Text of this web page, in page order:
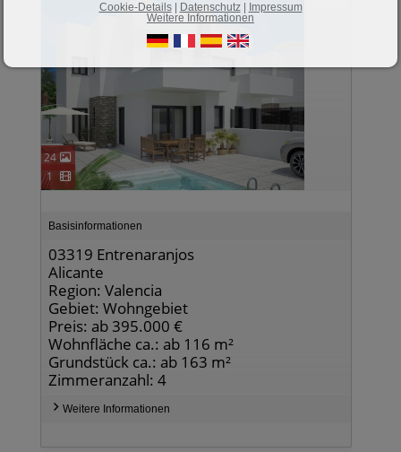
1
24
Basisinformationen
03319 Entrenaranjos
Alicante
Region: Valencia
Gebiet: Wohngebiet
Preis: ab 395.000 €
Wohnfläche ca.: ab 116 m²
Grundstück ca.: ab 163 m²
Zimmeranzahl: 4
Weitere Informationen
Cookie-Details| Datenschutz|
Impressum
Weitere Informationen